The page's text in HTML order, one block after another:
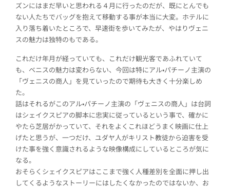
ズンにはまだ早いと思われる４月に行ったのだが、既にとんでも
ない人たちでバッグを抱えて移動する事が本当に大変。ホテルに
入り落ち着いたところで、早速街を歩いてみたが、やはりヴェニ
スの魅力は独特のもである。
これだけ年月が経っていても、これだけ観光客であふれていて
も、ベニスの魅力は変わらない、今回は特にアル•パチーノ主演の
「ヴェニスの商人」を見ていったので期待も大きく十分楽しめ
た。
話はそれるがこのアル•パチーノ主演の「ヴェニスの商人」は台詞
はシェイクスピアの脚本に忠実に従っているという事で、確かに
やたら芝居がかっていて、それをよくこれほどうまく映画に仕上
げたと思うが、一つだけ、ユダヤ人がキリスト教徒から迫害を受
けた事を強く意識されるような映像構成にしているところが気に
なる。
おそらくシェイクスピアはここまで強く人種差別を全面に押し出
してくるようなストーリーにはしたくなかったのではないか、お